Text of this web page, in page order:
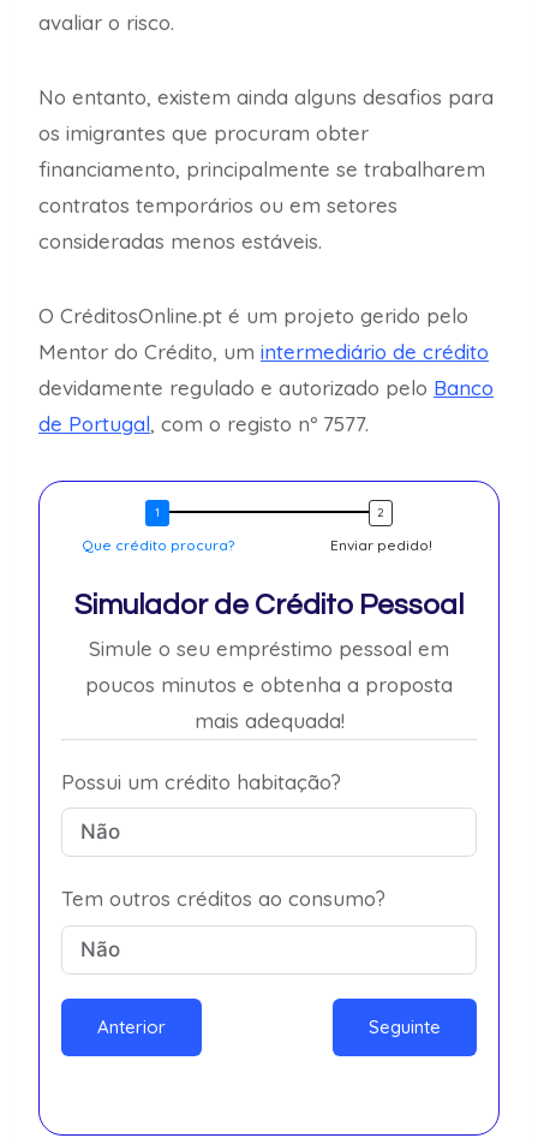
avaliar o risco.
No entanto, existem ainda alguns desafios para
os imigrantes que procuram obter
financiamento, principalmente se trabalharem
contratos temporários ou em setores
consideradas menos estáveis.
O CréditosOnline.pt é um projeto gerido pelo
Mentor do Crédito, um intermediário de crédito
devidamente regulado e autorizado pelo Banco
de Portugal, com o registo nº 7577.
Que crédito procura? Enviar pedido!
Simulador de Crédito Pessoal
Simule o seu empréstimo pessoal em
poucos minutos e obtenha a proposta
mais adequada!
Possui um crédito habitação?
Tem outros créditos ao consumo?
Anterior Seguinte